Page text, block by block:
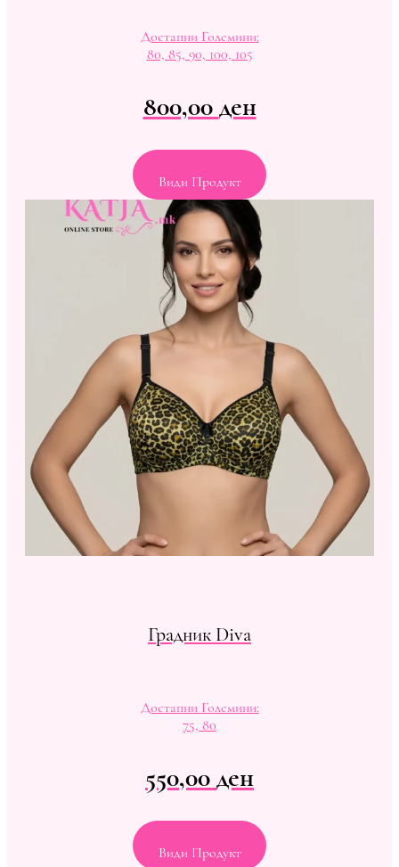
Достапни Големини:
80, 85, 90, 100, 105
800,00ден
Види Продукт
Градник Diva
Достапни Големини:
75, 80
550,00ден
Види Продукт